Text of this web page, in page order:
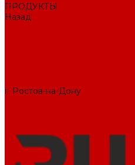
ПРОДУКТЫ
Назад
г. Ростов-на-Дону